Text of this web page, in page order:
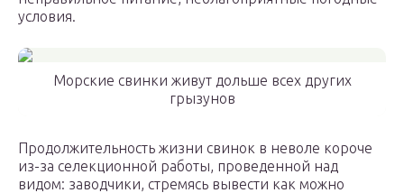
условия.
Морские свинки живут дольше всех других
грызунов
Продолжительность жизни свинок в неволе короче
из-за селекционной работы, проведенной над
видом: заводчики, стремясь вывести как можно